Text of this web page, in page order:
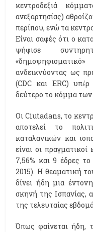
κεντροδεξιά
ανεξαρτησίας)
περίπου, ενώ τα
Είναι σαφές ότι ο
ψήφισε
ανδεικνύοντας ως
(CDC και ERC)
δεύτερο το κόμμα των
Οι Ciutadans, το
αποτελεί το
καταλανικών και
είναι οι
7,56% και 9 έδρες
2015). Η θεαματική
δίνει ήδη μια
σκηνή της Ισπανίας,
της τελευταίας
Όπως φαίνεται ήδη,